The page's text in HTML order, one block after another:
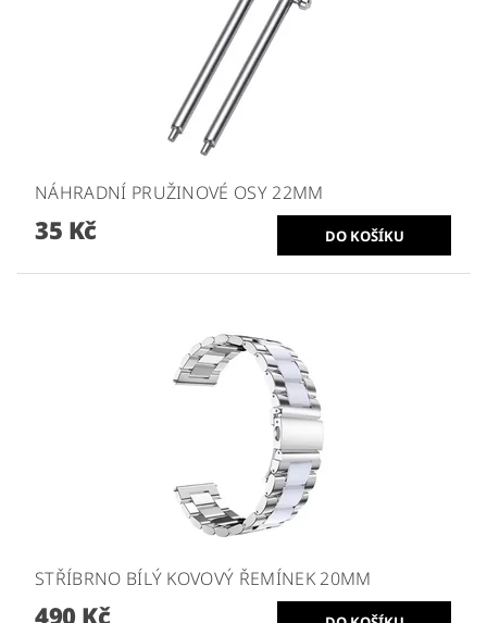
NÁHRADNÍ PRUŽINOVÉ OSY 22MM
35 Kč
STŘÍBRNO BÍLÝ KOVOVÝ ŘEMÍNEK 20MM
490 Kč